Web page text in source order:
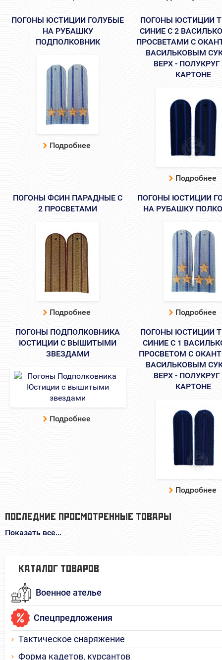
ПОГОНЫ ЮСТИЦИИ ГОЛУБЫЕ
НА РУБАШКУ
ПОДПОЛКОВНИК
Подробнее
ПОГОНЫ ЮСТИЦИИ
СИНИЕ С 2
ПРОСВЕТАМИ С
ВАСИЛЬКОВЫМ
ВЕРХ -
КАРТОНЕ
Подробнее
ПОГОНЫ ФСИН ПАРАДНЫЕ С
2 ПРОСВЕТАМИ
Подробнее
ПОГОНЫ ЮСТИЦИИ
НА РУБАШКУ
Подробнее
ПОГОНЫ ПОДПОЛКОВНИКА
ЮСТИЦИИ С ВЫШИТЫМИ
ЗВЕЗДАМИ
Подробнее
ПОГОНЫ ЮСТИЦИИ
СИНИЕ С 1
ПРОСВЕТОМ С
ВАСИЛЬКОВЫМ
ВЕРХ -
КАРТОНЕ
Подробнее
ПОСЛЕДНИЕ ПРОСМОТРЕННЫЕ ТОВАРЫ
Показать все...
КАТАЛОГ ТОВАРОВ
Военное ателье
Спецпредложения
Тактическое снаряжение
Форма кадетов, курсантов